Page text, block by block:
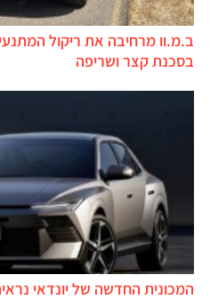
בסכנת קצר ושריפה
המכונית החדשה של יונדאי